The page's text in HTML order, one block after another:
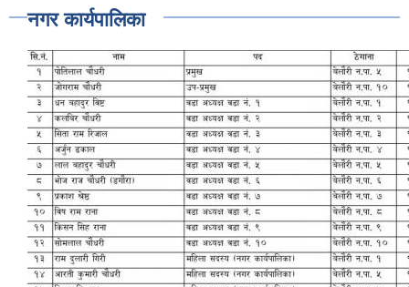
नगर कार्यपालिका